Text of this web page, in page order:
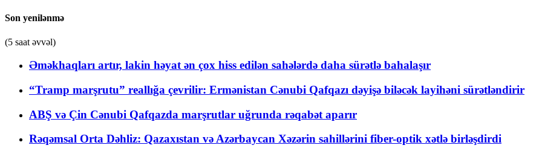
Son yenilənmə
(5 saat əvvəl)
Əməkhaqları artır, lakin həyat ən çox hiss edilən sahələrdə daha sürətlə bahalaşır
“Tramp marşrutu” reallığa çevrilir: Ermənistan Cənubi Qafqazı dəyişə biləcək layihəni sürətləndirir
ABŞ və Çin Cənubi Qafqazda marşrutlar uğrunda rəqabət aparır
Rəqəmsal Orta Dəhliz: Qazaxıstan və Azərbaycan Xəzərin sahillərini fiber-optik xətlə birləşdirdi